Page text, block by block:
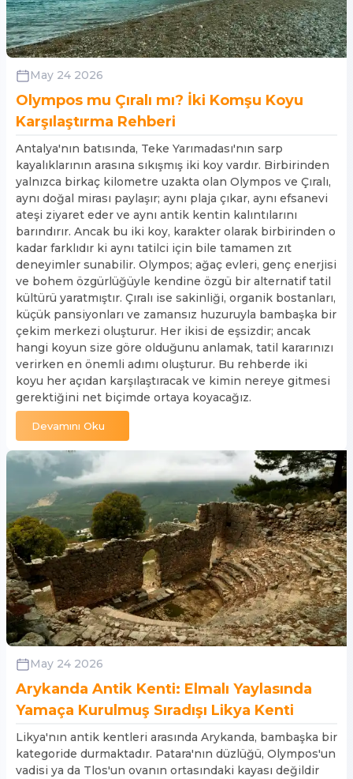
May 24 2026
Olympos mu Çıralı mı? İki Komşu Koyu
Karşılaştırma Rehberi
Antalya'nın batısında, Teke Yarımadası'nın sarp
kayalıklarının arasına sıkışmış iki koy vardır. Birbirinden
yalnızca birkaç kilometre uzakta olan Olympos ve Çıralı,
aynı doğal mirası paylaşır; aynı plaja çıkar, aynı efsanevi
ateşi ziyaret eder ve aynı antik kentin kalıntılarını
barındırır. Ancak bu iki koy, karakter olarak birbirinden o
kadar farklıdır ki aynı tatilci için bile tamamen zıt
deneyimler sunabilir. Olympos; ağaç evleri, genç enerjisi
ve bohem özgürlüğüyle kendine özgü bir alternatif tatil
kültürü yaratmıştır. Çıralı ise sakinliği, organik bostanları,
küçük pansiyonları ve zamansız huzuruyla bambaşka bir
çekim merkezi oluşturur. Her ikisi de eşsizdir; ancak
hangi koyun size göre olduğunu anlamak, tatil kararınızı
verirken en önemli adımı oluşturur. Bu rehberde iki
koyu her açıdan karşılaştıracak ve kimin nereye gitmesi
gerektiğini net biçimde ortaya koyacağız.
Devamını Oku
May 24 2026
Arykanda Antik Kenti: Elmalı Yaylasında
Yamaça Kurulmuş Sıradışı Likya Kenti
Likya'nın antik kentleri arasında Arykanda, bambaşka bir
kategoride durmaktadır. Patara'nın düzlüğü, Olympos'un
vadisi ya da Tlos'un ovanın ortasındaki kayası değildir